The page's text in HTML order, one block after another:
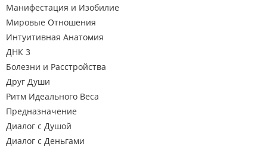
Манифестация и Изобилие
Мировые Отношения
Интуитивная Анатомия
ДНК 3
Болезни и Расстройства
Друг Души
Ритм Идеального Веса
Предназначение
Диалог с Душой
Диалог с Деньгами